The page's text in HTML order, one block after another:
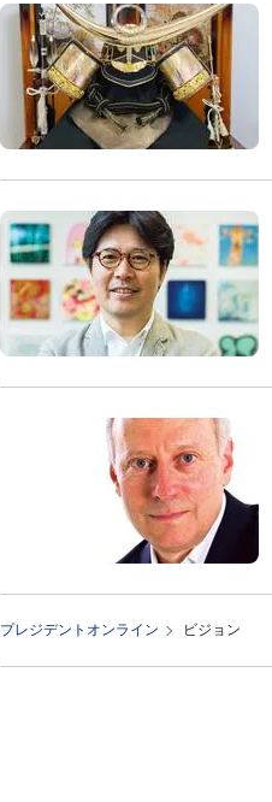
プレジデントオンライン ビジョン